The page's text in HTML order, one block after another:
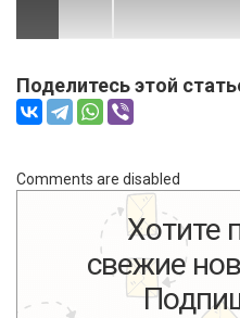
Поделитесь этой
Comments are disabled
Хотите
свежие